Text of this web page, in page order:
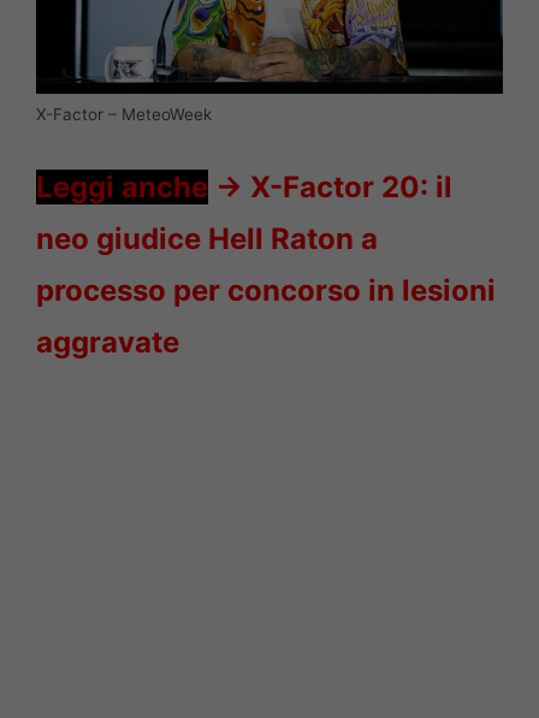
X-Factor – MeteoWeek
Leggi anche -> X-Factor 20: il
neo giudice Hell Raton a
processo per concorso in lesioni
aggravate